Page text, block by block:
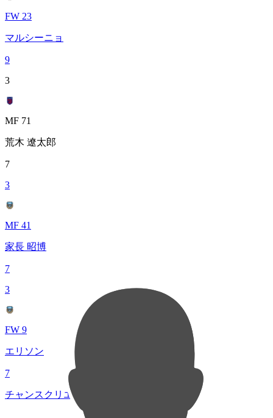
FW 23
マルシーニョ
9
3
MF 71
荒木 遼太郎
7
3
MF 41
家長 昭博
7
3
FW 9
エリソン
7
チャンスクリエイト総数